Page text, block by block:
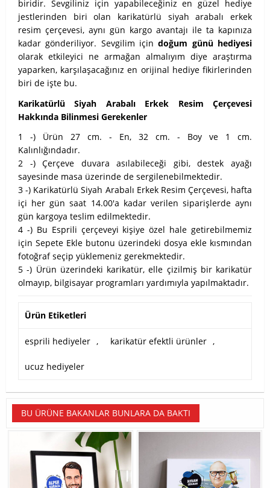
biridir. Sevgiliniz için yapabileceğiniz en güzel hediye
jestlerinden biri olan karikatürlü siyah arabalı erkek
resim çerçevesi, aynı gün kargo avantajı ile ta kapınıza
kadar gönderiliyor. Sevgilim içindoğum günü hediyesi
olarak etkileyici ne armağan almalıyım diye araştırma
yaparken, karşılaşacağınız en orijinal hediye fikirlerinden
biri de işte bu.
Karikatürlü Siyah Arabalı Erkek Resim Çerçevesi
Hakkında Bilinmesi Gerekenler
1 -) Ürün 27 cm. - En, 32 cm. - Boy ve 1 cm.
Kalınlığındadır.
2 -) Çerçeve duvara asılabileceği gibi, destek ayağı
sayesinde masa üzerinde de sergilenebilmektedir.
3 -) Karikatürlü Siyah Arabalı Erkek Resim Çerçevesi, hafta
içi her gün saat 14.00'a kadar verilen siparişlerde aynı
gün kargoya teslim edilmektedir.
4 -) Bu Esprili çerçeveyi kişiye özel hale getirebilmemiz
için Sepete Ekle butonu üzerindeki dosya ekle kısmından
fotoğraf seçip yüklemeniz gerekmektedir.
5 -) Ürün üzerindeki karikatür, elle çizilmiş bir karikatür
olmayıp, bilgisayar programları yardımıyla yapılmaktadır.
Ürün Etiketleri
esprili hediyeler , karikatür efektli ürünler ,
ucuz hediyeler
BU ÜRÜNE BAKANLAR BUNLARA DA BAKTI